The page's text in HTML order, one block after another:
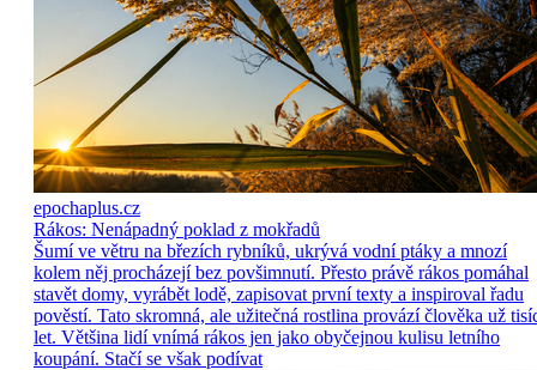
epochaplus.cz
Rákos: Nenápadný poklad z mokřadů
Šumí ve větru na březích rybníků, ukrývá vodní ptáky a mnozí
kolem něj procházejí bez povšimnutí. Přesto právě rákos pomáhal
stavět domy, vyrábět lodě, zapisovat první texty a inspiroval řadu
pověstí. Tato skromná, ale užitečná rostlina provází člověka už
let. Většina lidí vnímá rákos jen jako obyčejnou kulisu letního
koupání. Stačí se však podívat